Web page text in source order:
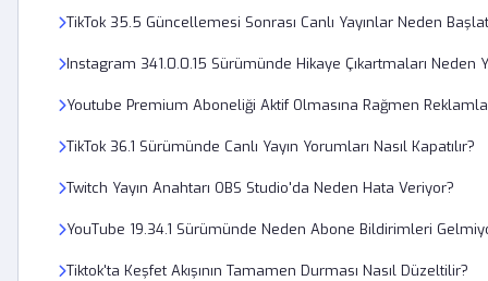
TikTok 35.5 Güncellemesi Sonrası Canlı Yayınlar Neden
Instagram 341.0.0.15 Sürümünde Hikaye Çıkartmaları Neden
Youtube Premium Aboneliği Aktif Olmasına Rağmen
TikTok 36.1 Sürümünde Canlı Yayın Yorumları Nasıl Kapatılır?
Twitch Yayın Anahtarı OBS Studio'da Neden Hata Veriyor?
YouTube 19.34.1 Sürümünde Neden Abone Bildirimleri
Tiktok'ta Keşfet Akışının Tamamen Durması Nasıl Düzeltilir?